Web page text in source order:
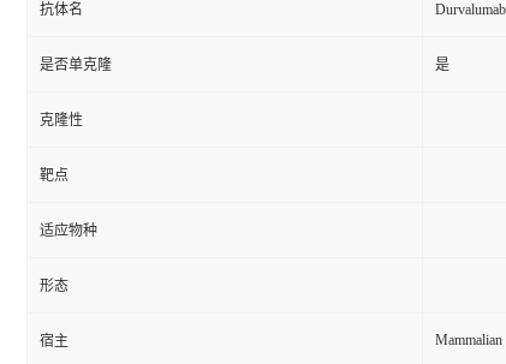
抗体名
是否单克隆 是
克隆性
靶点
适应物种
形态
宿主 Mammalian